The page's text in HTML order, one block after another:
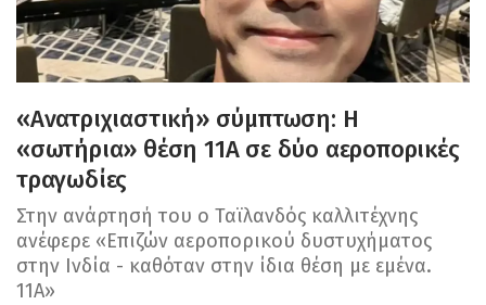
«Ανατριχιαστική» σύμπτωση: Η
«σωτήρια» θέση 11A σε δύο αεροπορικές
τραγωδίες
Στην ανάρτησή του ο Ταϊλανδός καλλιτέχνης
ανέφερε «Επιζών αεροπορικού δυστυχήματος
στην Ινδία - καθόταν στην ίδια θέση με εμένα.
11A»